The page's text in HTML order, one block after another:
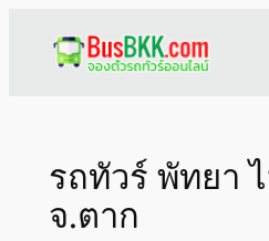
รถทัวร์ พัทยา
จ.ตาก